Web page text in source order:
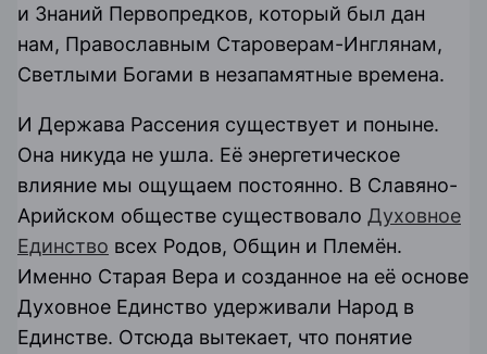
и Знаний Первопредков, который был дан
нам, Православным Староверам-Инглянам,
Светлыми Богами в незапамятные времена.
И Держава Рассения существует и поныне.
Она никуда не ушла. Её энергетическое
влияние мы ощущаем постоянно. В Славяно-
Арийском обществе существовало Духовное
Единство всех Родов, Общин и Племён.
Именно Старая Вера и созданное на её основе
Духовное Единство удерживали Народ в
Единстве. Отсюда вытекает, что понятие